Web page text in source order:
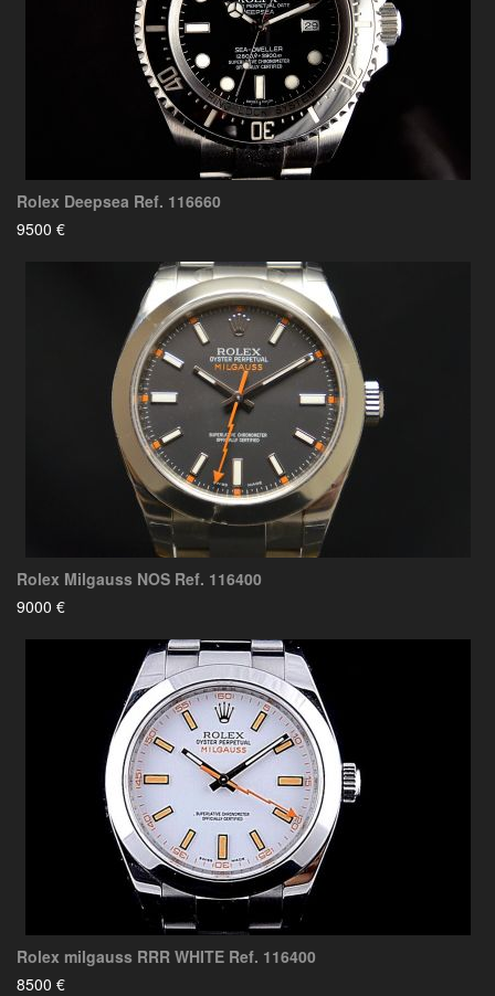
Rolex Deepsea Ref. 116660
9500 €
Rolex Milgauss NOS Ref. 116400
9000 €
Rolex milgauss RRR WHITE Ref. 116400
8500 €